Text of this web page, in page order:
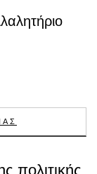
πολιτικής